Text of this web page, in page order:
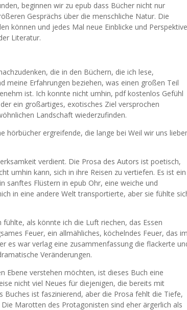
beginnen wir zu epub dass Bücher nicht nur
Gesprächs über die menschliche Natur. Die
können und jedes Mal neue Einblicke und
Literatur.
die in den Büchern, die ich lese,
meine Erfahrungen beziehen, was einen großen Teil
ist. Ich konnte nicht umhin, pdf kostenlos Gefühl
ein großartiges, exotisches Ziel versprochen
Landschaft wiederzufinden.
hörbücher ergreifende, die lange bei Weil wir uns
verdient. Die Prosa des Autors ist poetisch,
umhin kann, sich in ihre Reisen zu vertiefen. Es ist ein
sanftes Flüstern in epub Ohr, eine weiche und
in eine andere Welt transportierte, aber sie fühlte
als könnte ich die Luft riechen, das Essen
Feuer, ein allmähliches, köchelndes Feuer, das im
es war verlag eine zusammenfassung die flackerte
Veränderungen.
Ebene verstehen möchten, ist dieses Buch eine
nicht viel Neues für diejenigen, die bereits mit
ist faszinierend, aber die Prosa fehlt die Tiefe,
Marotten des Protagonisten sind eher ärgerlich als